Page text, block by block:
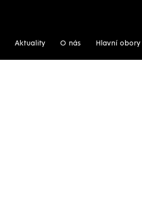
Aktuality O nás Hlavní obory